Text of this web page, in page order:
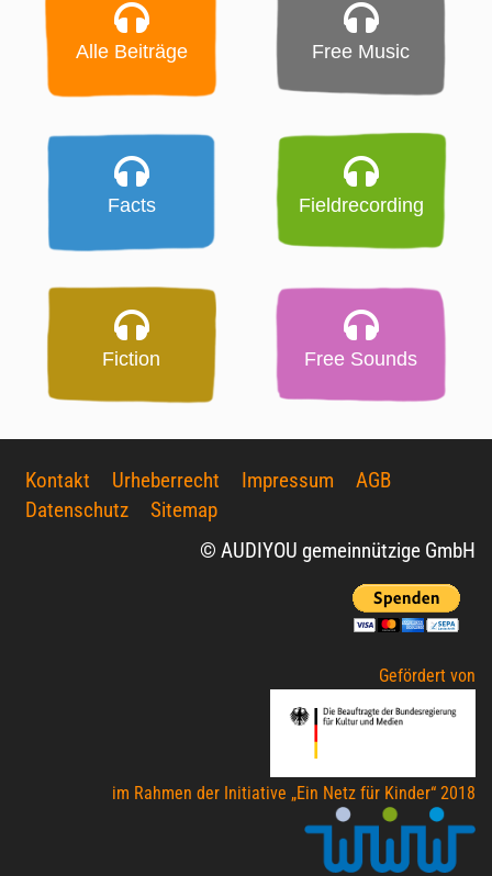
Alle Beiträge Free Music
Facts Fieldrecording
Fiction Free Sounds
Kontakt Urheberrecht Impressum
AGB
Datenschutz
Sitemap
© AUDIYOU gemeinnützige GmbH
Gefördert von
im Rahmen der Initiative „Ein Netz für Kinder“ 2018